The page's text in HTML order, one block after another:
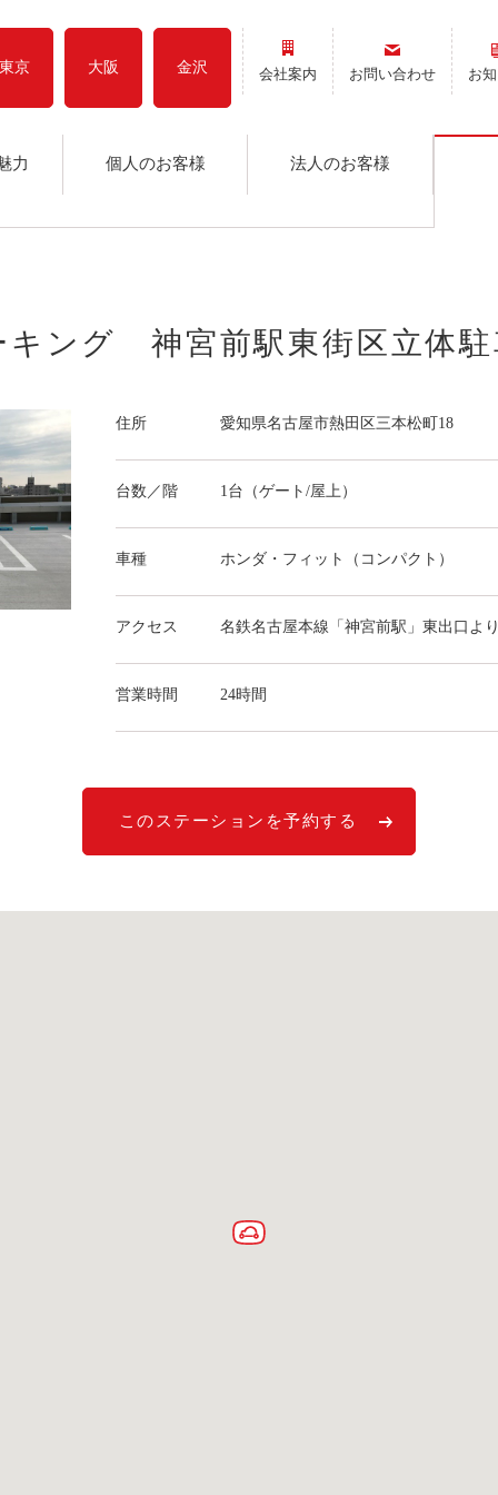
東京 大阪 金沢 会社案内 お問い合わせ お
力 個人のお客様 法人のお客様
キング 神宮前駅東街区立体
住所 愛知県名古屋市熱田区三本松町18
台数／階 1台（ゲート/屋上）
車種 ホンダ・フィット（コンパクト）
アクセス 名鉄名古屋本線「神宮前駅」東出口よ
営業時間 24時間
このステーションを予約する